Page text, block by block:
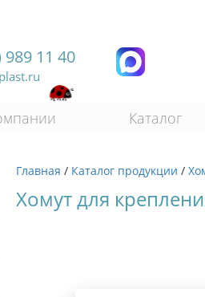
989 11 40
Каталог
Главная / Каталог продукции /
Хомут для